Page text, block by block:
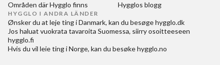
Områden där Hygglo finns
Hygglos blogg
HYGGLO I ANDRA LÄNDER
Ønsker du at leje ting i Danmark, kan du besøgehygglo.dk
Jos haluat vuokrata tavaroita Suomessa, siirry osoitteeseen
hygglo.fi
Hvis du vil leie ting i Norge, kan du besøkehygglo.no